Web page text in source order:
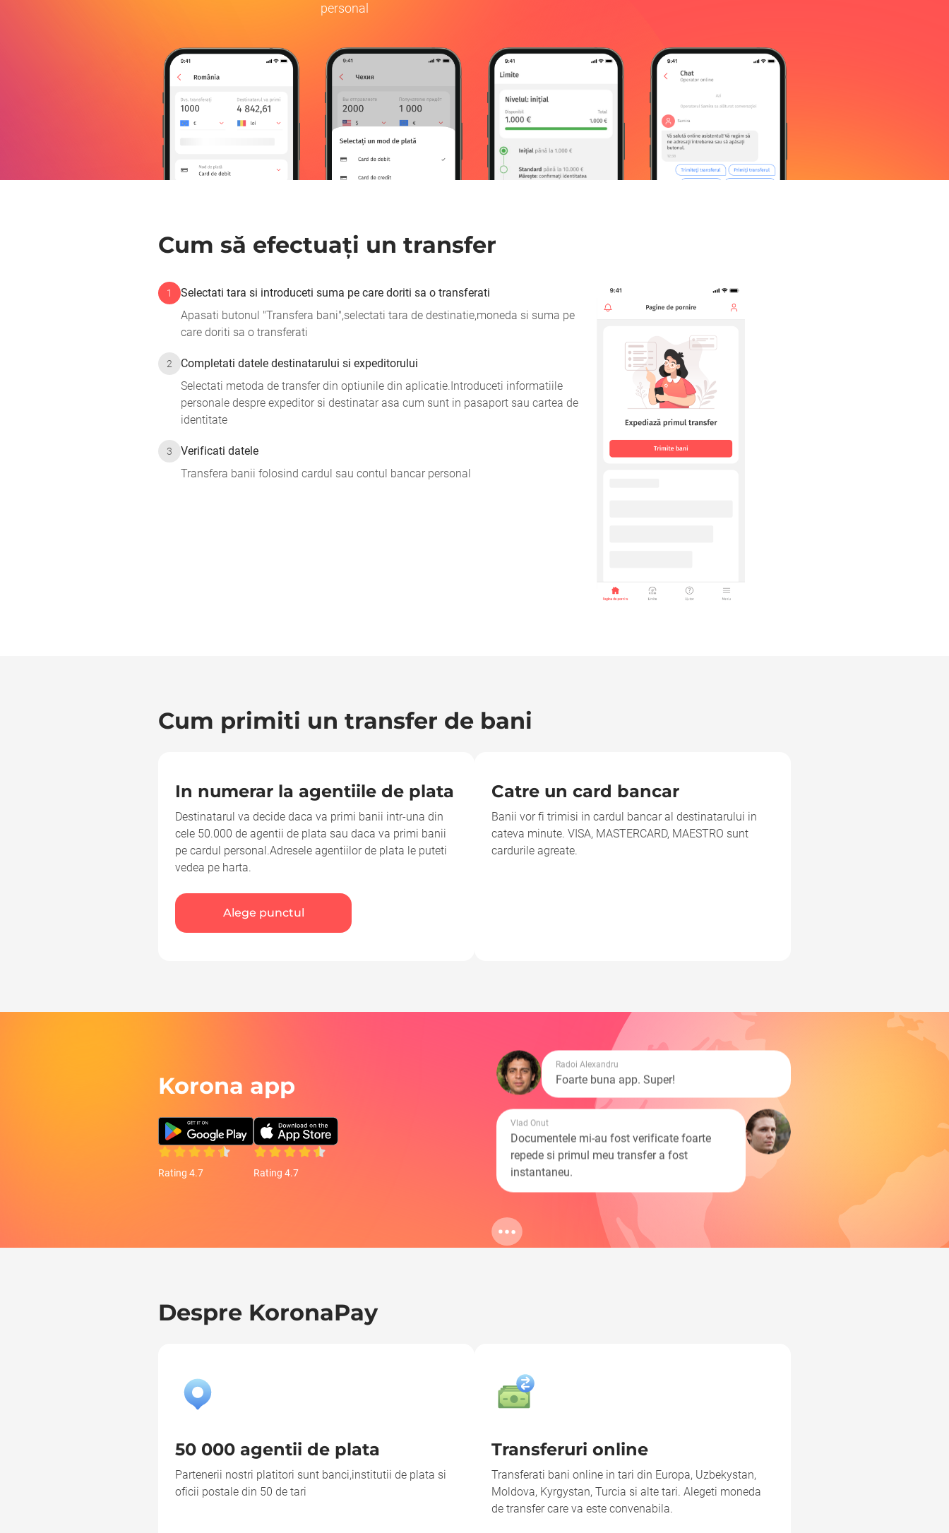
personal
Cum să efectuați un transfer
1
Selectati tara si introduceti suma pe care doriti sa o transferati
Apasati butonul "Transfera bani",selectati tara de destinatie,moneda si suma pe
care doriti sa o transferati
2
Completati datele destinatarului si expeditorului
Selectati metoda de transfer din optiunile din aplicatie.Introduceti informatiile
personale despre expeditor si destinatar asa cum sunt in pasaport sau cartea de
identitate
3
Verificati datele
Transfera banii folosind cardul sau contul bancar personal
Cum primiti un transfer de bani
In numerar la agentiile de plata
Destinatarul va decide daca va primi banii intr-una din
cele 50.000 de agentii de plata sau daca va primi banii
pe cardul personal.Adresele agentiilor de plata le puteti
vedea pe harta.
Alege punctul
Catre un card bancar
Banii vor fi trimisi in cardul bancar al destinatarului in
cateva minute. VISA, MASTERCARD, MAESTRO sunt
cardurile agreate.
Korona app
Radoi Alexandru
Foarte buna app. Super!
Vlad Onut
Documentele mi-au fost verificate foarte
repede si primul meu transfer a fost
instantaneu.
Zaharia Anastasia
Transfer foarte rapid,mi-a luat 30 sec. sa
trimit banii.
Rating 4.7 Rating 4.7
Despre KoronaPay
50 000 agentii de plata
Partenerii nostri platitori sunt banci,institutii de plata si
oficii postale din 50 de tari
Transferuri online
Transferati bani online in tari din Europa, Uzbekystan,
Moldova, Kyrgystan, Turcia si alte tari. Alegeti moneda
de transfer care va este convenabila.